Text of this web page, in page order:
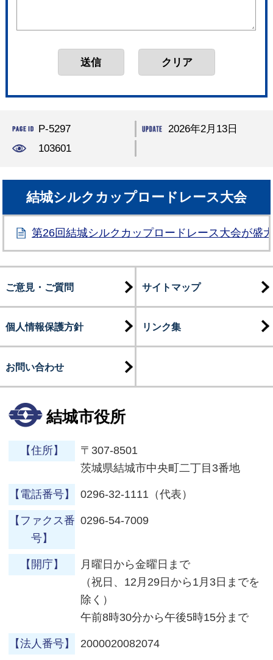
P-5297
2026年2月13日
103601
結城シルクカップロードレース大会
第26回結城シルクカップロードレース大会が盛
ご意見・ご質問 サイトマップ
個人情報保護方針 リンク集
お問い合わせ
結城市役所
【住所】
〒307-8501
茨城県結城市中央町二丁目3番地
【電話番号】 0296-32-1111（代表）
【ファクス番
号】
0296-54-7009
【開庁】
月曜日から金曜日まで
（祝日、12月29日から1月3日までを
除く）
午前8時30分から午後5時15分まで
【法人番号】 2000020082074